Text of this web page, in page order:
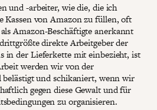
und -arbeiter, wie die, die ich
Kassen von Amazon zu füllen, oft
Amazon-Beschäftigte anerkannt
direkte Arbeitgeber der
in der Lieferkette mit einbezieht, ist
werden wir von der
belästigt und schikaniert, wenn wir
gegen diese Gewalt und für
zu organisieren.